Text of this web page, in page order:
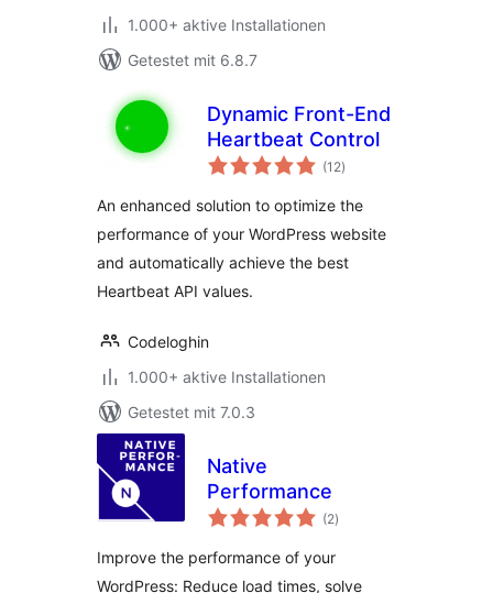
1.000+ aktive Installationen
Getestet mit 6.8.7
Dynamic Front-End
Heartbeat Control
(12Bewertungen
insgesamt
)
An enhanced solution to optimize the
performance of your WordPress website
and automatically achieve the best
Heartbeat API values.
Codeloghin
1.000+ aktive Installationen
Getestet mit 7.0.3
Native
Performance
(2Bewertungen
insgesamt
)
Improve the performance of your
WordPress: Reduce load times, solve